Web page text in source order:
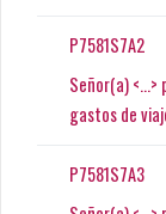
P7581S7A2
Señor(a)
gastos de
P7581S7A3